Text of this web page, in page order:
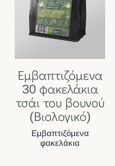
Εμβαπτιζόμενα
30 φακελάκια
τσάι του βουνού
(Βιολογικό)
Εμβαπτιζόμενα
φακελάκια